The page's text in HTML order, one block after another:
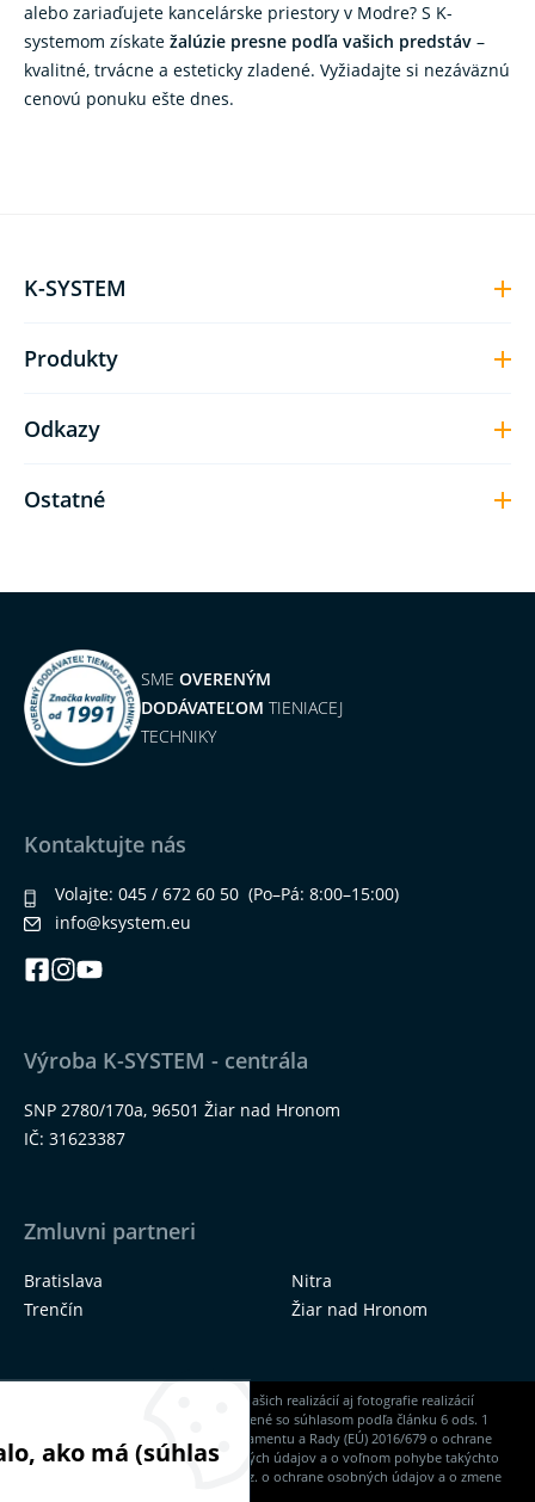
alebo zariaďujete kancelárske priestory v Modre? S K-
systemom získate žalúzie presne podľa vašich predstáv –
kvalitné, trvácne a esteticky zladené. Vyžiadajte si nezáväznú
cenovú ponuku ešte dnes.
K-SYSTEM
Produkty
Odkazy
Ostatné
SME OVERENÝM
DODÁVATEĽOM TIENIACEJ
TECHNIKY
Kontaktujte nás
Volajte: 045 / 672 60 50 (Po–Pá: 8:00–15:00)
info@ksystem.eu
Výroba K-SYSTEM - centrála
SNP 2780/170a, 96501 Žiar nad Hronom
IČ: 31623387
Zmluvni partneri
Bratislava
Nitra
Trenčín
Žiar nad Hronom
Na našich stránkach nájdete okrem našich realizácií aj fotografie realizácií
našich dodávateľov, ktoré sú zverejnené so súhlasom podľa článku 6 ods. 1
písm. a) Nariadenia Európskeho parlamentu a Rady (EÚ) 2016/679 o ochrane
fyzických osôb pri spracúvaní osobných údajov a o voľnom pohybe takýchto
údajov a zákona NR SR č. 18/2018 Z. z. o ochrane osobných údajov a o zmene
ako má (súhlas